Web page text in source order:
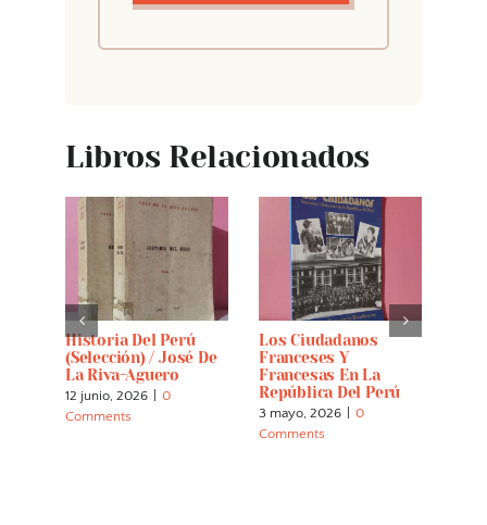
Libros Relacionados
Historia Del Perú
(selección) / José De
La Riva-Aguero
12 junio, 2026
0
Comments
Los Ciudadanos
Franceses Y
Francesas En La
República Del Perú
3 mayo, 2026
0
Comments